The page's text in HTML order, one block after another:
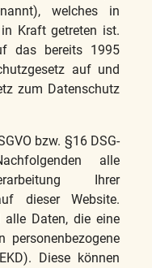
welches in
Kraft getreten ist.
das bereits 1995
auf und
zum Datenschutz
bzw. §16 DSG-
alle
Ihrer
dieser Website.
alle Daten, die eine
personenbezogene
Diese können